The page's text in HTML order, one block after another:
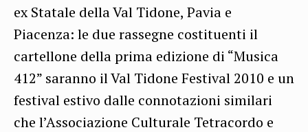
ex Statale della Val Tidone, Pavia e
Piacenza: le due rassegne costituenti il
cartellone della prima edizione di “Musica
412” saranno il Val Tidone Festival 2010 e un
festival estivo dalle connotazioni similari
che l’Associazione Culturale Tetracordo e